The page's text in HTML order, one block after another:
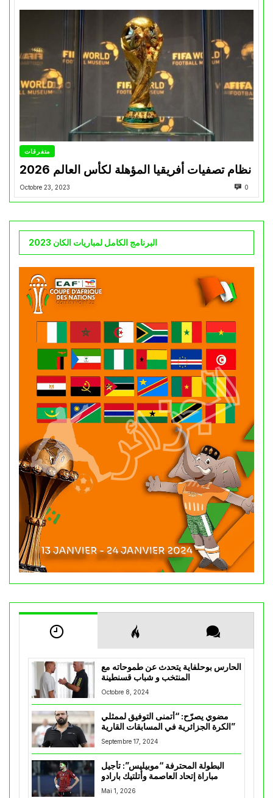
متفرقات
نظام تصفيات أفريقيا المؤهلة لكأس العالم 2026
Octobre 23, 2023 0
البرنامج الكامل لمباريات الكان 2023
الحارس بوحلفاية يتحدث عن طموحاته مع
المنتخب و شباب قسنطينة
Octobre 8, 2024
مضوي يصرّح: “أتمنى التوفيق لممثلي
الكرة الجزائرية في المسابقات القارية”
Septembre 17, 2024
البطولة المحترفة “موبيليس”: تأجيل
مباراة إتحاد العاصمة وأتلتيك بارادو
Mai 1, 2026